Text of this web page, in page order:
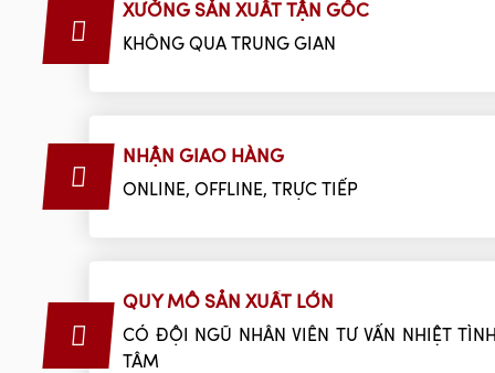
XƯỞNG SẢN XUẤT TẬN GỐC
KHÔNG QUA TRUNG GIAN
NHẬN GIAO HÀNG
ONLINE, OFFLINE, TRỰC TIẾP
QUY MÔ SẢN XUẤT LỚN
CÓ ĐỘI NGŨ NHÂN VIÊN TƯ VẤN NHIỆT
TÂM